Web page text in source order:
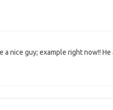
a nice guy; example right now!!